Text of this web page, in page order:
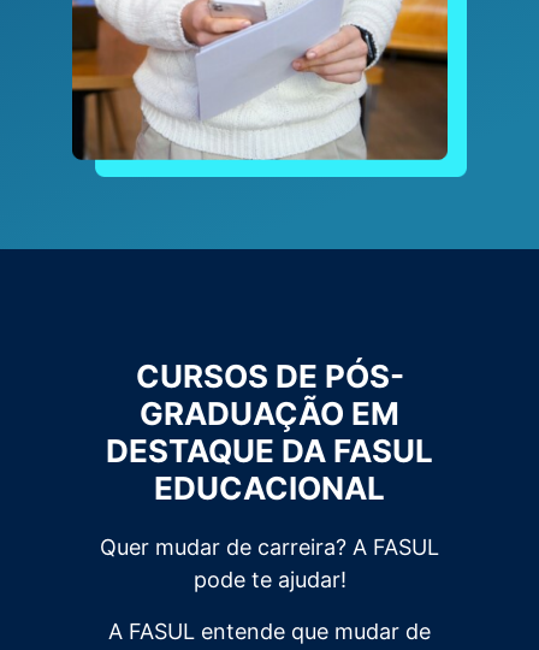
CURSOS DE PÓS-
GRADUAÇÃO EM
DESTAQUE DA FASUL
EDUCACIONAL
Quer mudar de carreira? A FASUL
pode te ajudar!
A FASUL entende que mudar de